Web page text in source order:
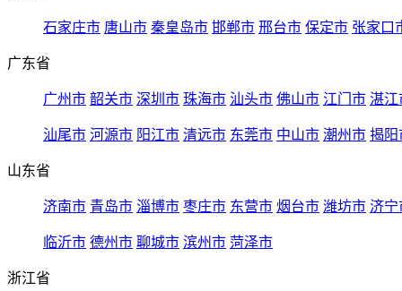
石家庄市 唐山市 秦皇岛市 邯郸市 邢台市 保定市 张家口
广东省
广州市 韶关市 深圳市 珠海市 汕头市 佛山市 江门市 湛江
汕尾市 河源市 阳江市 清远市 东莞市 中山市 潮州市 揭阳
山东省
济南市 青岛市 淄博市 枣庄市 东营市 烟台市 潍坊市 济宁
临沂市 德州市 聊城市 滨州市 菏泽市
浙江省